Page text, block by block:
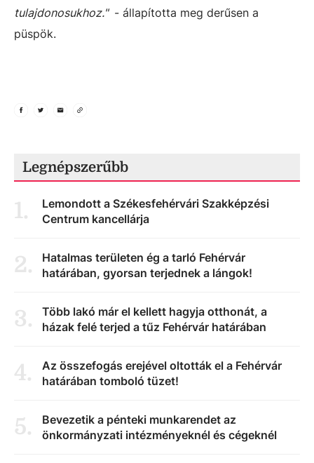
tulajdonosukhoz." - állapította meg derűsen a
püspök.
Legnépszerűbb
1.
Lemondott a Székesfehérvári Szakképzési
Centrum kancellárja
2.
Hatalmas területen ég a tarló Fehérvár
határában, gyorsan terjednek a lángok!
3.
Több lakó már el kellett hagyja otthonát, a
házak felé terjed a tűz Fehérvár határában
4.
Az összefogás erejével oltották el a Fehérvár
határában tomboló tüzet!
5.
Bevezetik a pénteki munkarendet az
önkormányzati intézményeknél és cégeknél